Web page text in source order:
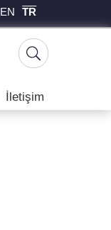
EN TR
İletişim